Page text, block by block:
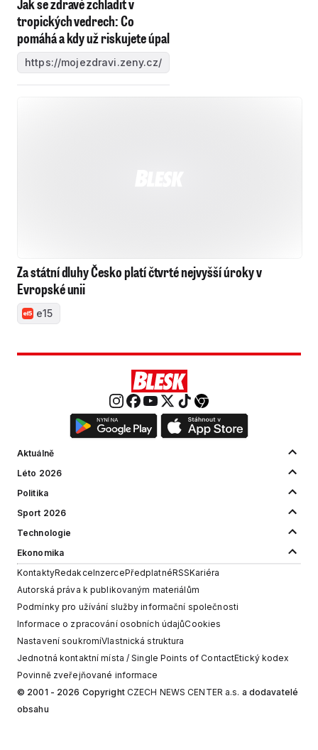
Za státní dluhy Česko platí čtvrté nejvyšší úroky v
Evropské unii
Sport 2026
Technologie
Ekonomika
Autorská práva k publikovaným materiálům
Podmínky pro užívání služby informační společnosti
Informace o zpracování osobních údajůCookies
Vlastnická struktura
Jednotná kontaktní místa / Single Points of ContactEtický kodex
Povinně zveřejňované informace
© 2001 - 2026 Copyright
a dodavatelé
obsahu